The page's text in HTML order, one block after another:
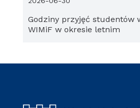
Godziny przyjęć studentów
WIMiF w okresie letnim